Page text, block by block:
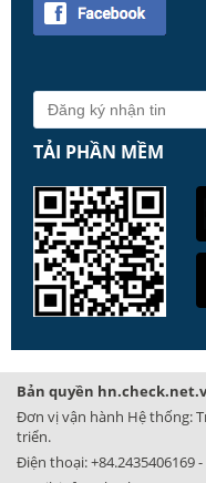
TẢI PHẦN MỀM
Bản quyền
Đơn vị vận hành Hệ thống:
triển.
Điện thoại:+84.2435406169